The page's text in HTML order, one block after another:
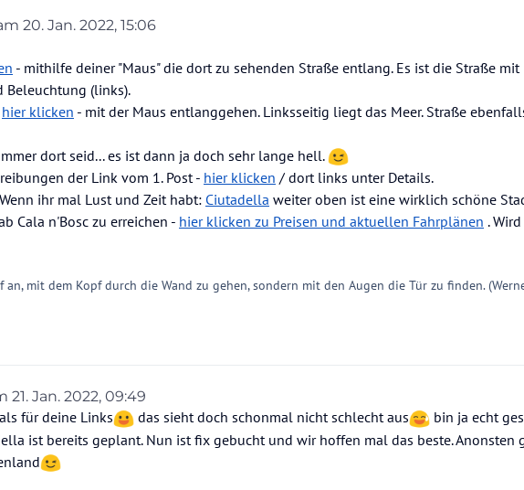
20. Jan. 2022, 15:06
von Kourion
- mithilfe deiner "Maus" die dort zu sehenden Straße entlang. Es ist die Straße mit
Beleuchtung (links).
hier klicken - mit der Maus entlanggehen. Linksseitig liegt das Meer. Straße
dort seid... es ist dann ja doch sehr lange hell.
der Link vom 1. Post - hier klicken / dort links unter Details.
ihr mal Lust und Zeit habt: Ciutadella weiter oben ist eine wirklich schöne
Cala n'Bosc zu erreichen - hier klicken zu Preisen und aktuellen Fahrplänen .
an, mit dem Kopf durch die Wand zu gehen, sondern mit den Augen die Tür zu finden.
21. Jan. 2022, 09:49
von
für deine Links das sieht doch schonmal nicht schlecht aus
bin ja echt
ist bereits geplant. Nun ist fix gebucht und wir hoffen mal das beste. Anonsten